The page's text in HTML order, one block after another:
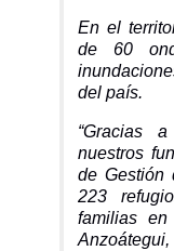
En el
de 60
del país.
“Gracias
nuestros
de Gestión
223
familias en